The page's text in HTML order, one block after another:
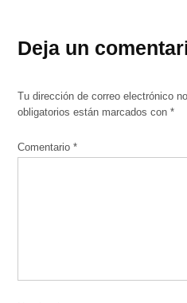
Deja un
Tu dirección de correo electrónico
obligatorios están marcados con*
Comentario*